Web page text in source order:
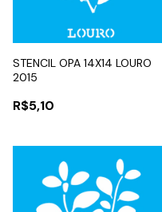
STENCIL OPA 14X14 LOURO
2015
R$5,10